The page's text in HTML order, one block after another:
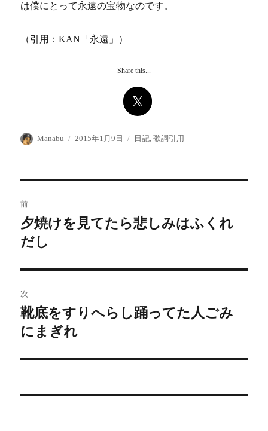
は僕にとって永遠の宝物なのです。
（引用：KAN「永遠」）
Share this...
投
Manabu
投
2015年1月9日
カ
日記,歌詞引用
稿
ナ
ビ
ゲ
ー
ン
前
前
の
稿:
夕焼けを見てたら悲しみはふくれ
だし
次
次
の
稿:
靴底をすりへらし踊ってた人ごみ
にまぎれ